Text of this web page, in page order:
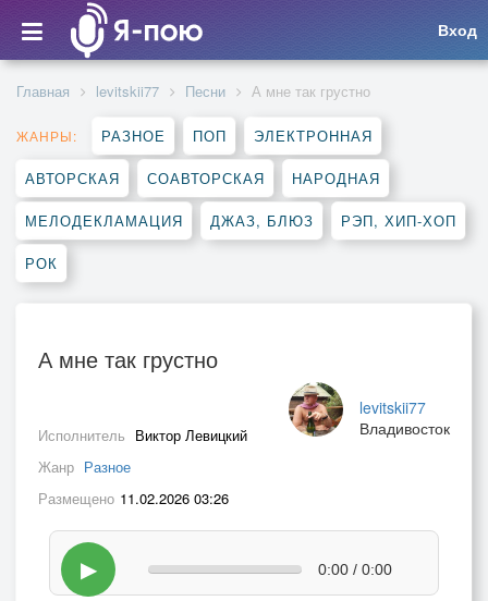
Вход
Главная levitskii77 Песни А мне так грустно
ЖАНРЫ: РАЗНОЕ ПОП ЭЛЕКТРОННАЯ
АВТОРСКАЯ СОАВТОРСКАЯ НАРОДНАЯ
МЕЛОДЕКЛАМАЦИЯ ДЖАЗ, БЛЮЗ РЭП, ХИП-ХОП
РОК
А мне так грустно
levitskii77
Владивосток
Исполнитель Виктор Левицкий
Жанр Разное
Размещено 11.02.2026 03:26
▶ 0:00 / 0:00